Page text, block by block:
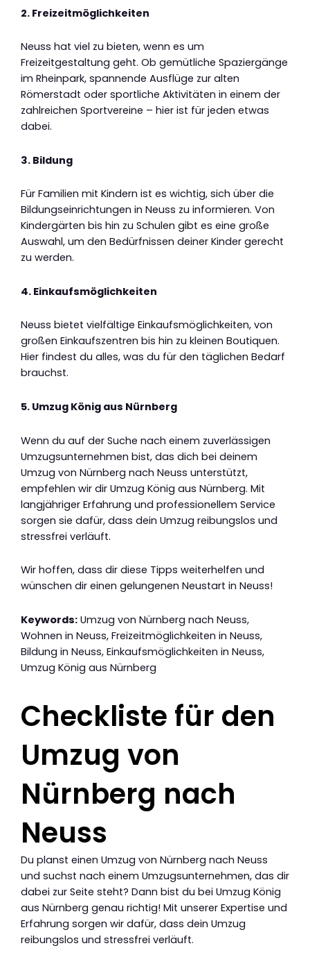
2. Freizeitmöglichkeiten
Neuss hat viel zu bieten, wenn es um
Freizeitgestaltung geht. Ob gemütliche Spaziergänge
im Rheinpark, spannende Ausflüge zur alten
Römerstadt oder sportliche Aktivitäten in einem der
zahlreichen Sportvereine – hier ist für jeden etwas
dabei.
3. Bildung
Für Familien mit Kindern ist es wichtig, sich über die
Bildungseinrichtungen in Neuss zu informieren. Von
Kindergärten bis hin zu Schulen gibt es eine große
Auswahl, um den Bedürfnissen deiner Kinder gerecht
zu werden.
4. Einkaufsmöglichkeiten
Neuss bietet vielfältige Einkaufsmöglichkeiten, von
großen Einkaufszentren bis hin zu kleinen Boutiquen.
Hier findest du alles, was du für den täglichen Bedarf
brauchst.
5. Umzug König aus Nürnberg
Wenn du auf der Suche nach einem zuverlässigen
Umzugsunternehmen bist, das dich bei deinem
Umzug von Nürnberg nach Neuss unterstützt,
empfehlen wir dir Umzug König aus Nürnberg. Mit
langjähriger Erfahrung und professionellem Service
sorgen sie dafür, dass dein Umzug reibungslos und
stressfrei verläuft.
Wir hoffen, dass dir diese Tipps weiterhelfen und
wünschen dir einen gelungenen Neustart in Neuss!
Keywords: Umzug von Nürnberg nach Neuss,
Wohnen in Neuss, Freizeitmöglichkeiten in Neuss,
Bildung in Neuss, Einkaufsmöglichkeiten in Neuss,
Umzug König aus Nürnberg
Checkliste für den
Umzug von
Nürnberg nach
Neuss
Du planst einen Umzug von Nürnberg nach Neuss
und suchst nach einem Umzugsunternehmen, das dir
dabei zur Seite steht? Dann bist du bei Umzug König
aus Nürnberg genau richtig! Mit unserer Expertise und
Erfahrung sorgen wir dafür, dass dein Umzug
reibungslos und stressfrei verläuft.